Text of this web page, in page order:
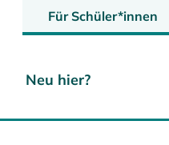
Für Schüler*innen
Neu hier?